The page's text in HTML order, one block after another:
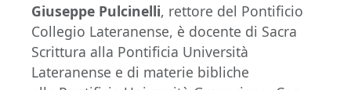
Giuseppe Pulcinelli, rettore del Pontificio
Collegio Lateranense, è docente di Sacra
Scrittura alla Pontificia Università
Lateranense e di materie bibliche